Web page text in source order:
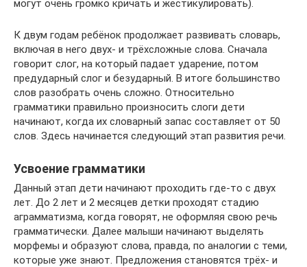
могут очень громко кричать и жестикулировать).
К двум годам ребёнок продолжает развивать словарь,
включая в него двух- и трёхсложные слова. Сначала
говорит слог, на который падает ударение, потом
предударный слог и безударный. В итоге большинство
слов разобрать очень сложно. Относительно
грамматики правильно произносить слоги дети
начинают, когда их словарный запас составляет от 50
слов. Здесь начинается следующий этап развития речи.
Усвоение грамматики
Данный этап дети начинают проходить где-то с двух
лет. До 2 лет и 2 месяцев детки проходят стадию
аграмматизма, когда говорят, не оформляя свою речь
грамматически. Далее малыши начинают выделять
морфемы и образуют слова, правда, по аналогии с теми,
которые уже знают. Предложения становятся трёх- и